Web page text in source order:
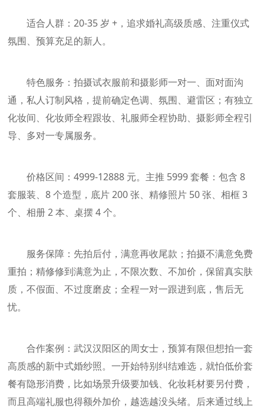
适合人群：20-35 岁 +，追求婚礼高级质感、注重仪式
氛围、预算充足的新人。
特色服务：拍摄试衣服前和摄影师一对一、面对面沟
通，私人订制风格，提前确定色调、氛围、避雷区；有独立
化妆间、化妆师全程跟妆、礼服师全程协助、摄影师全程引
导、多对一专属服务。
价格区间：4999-12888 元。主推 5999 套餐：包含 8
套服装、8 个造型，底片 200 张、精修照片 50 张、相框 3
个、相册 2 本、桌摆 4 个。
服务保障：先拍后付，满意再收尾款；拍摄不满意免费
重拍；精修修到满意为止，不限次数、不加价，保留真实肤
质，不假面、不过度磨皮；全程一对一跟进到底，售后无
忧。
合作案例：武汉汉阳区的周女士，预算有限但想拍一套
高质感的新中式婚纱照。一开始特别纠结难选，就怕低价套
餐有隐形消费，比如场景升级要加钱、化妆耗材要另付费，
而且高端礼服也得额外加价，越选越没头绪。后来通过线上